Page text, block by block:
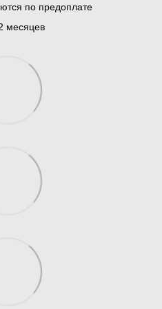
по предоплате
месяцев